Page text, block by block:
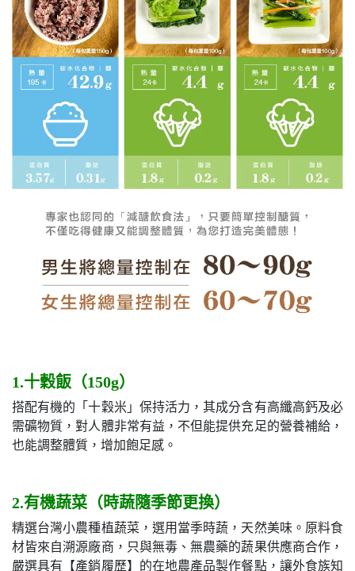
1.十穀飯（150g）
搭配有機的「十穀米」保持活力，其成分含有高纖高鈣及必
需礦物質，對人體非常有益，不但能提供充足的營養補給，
也能調整體質，增加飽足感。
2.有機蔬菜（時蔬隨季節更換）
精選台灣小農種植蔬菜，選用當季時蔬，天然美味。原料食
材皆來自溯源廠商，只與無毒、無農藥的蔬果供應商合作，
嚴選具有【產銷履歷】的在地農產品製作餐點，讓外食族知